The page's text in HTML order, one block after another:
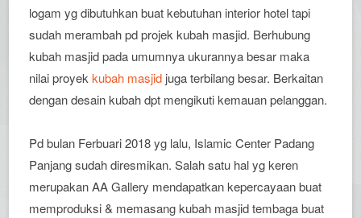
logam yg dibutuhkan buat kebutuhan interior hotel tapi
sudah merambah pd projek kubah masjid. Berhubung
kubah masjid pada umumnya ukurannya besar maka
nilai proyekkubah masjid juga terbilang besar. Berkaitan
dengan desain kubah dpt mengikuti kemauan pelanggan.
Pd bulan Ferbuari 2018 yg lalu, Islamic Center Padang
Panjang sudah diresmikan. Salah satu hal yg keren
merupakan AA Gallery mendapatkan kepercayaan buat
memproduksi & memasang kubah masjid tembaga buat